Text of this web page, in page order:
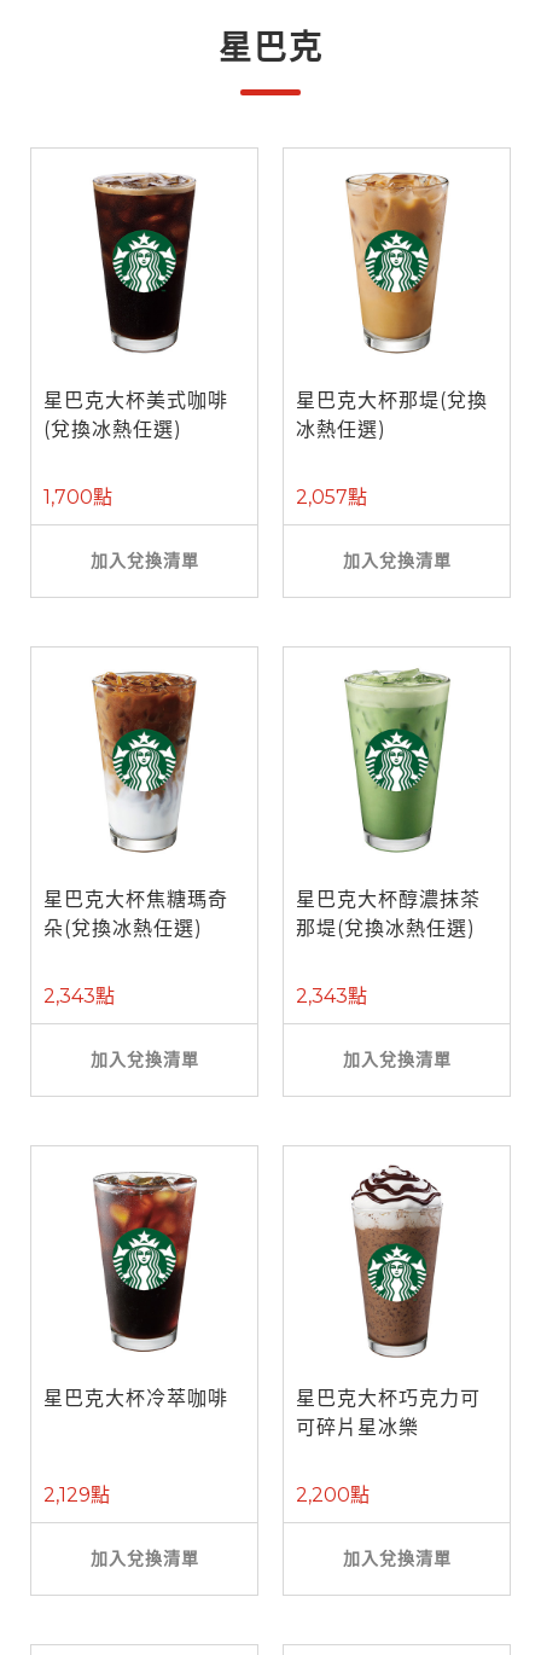
星巴克
星巴克大杯美式咖啡
(兌換冰熱任選)
1,700點
加入兌換清單
星巴克大杯那堤(兌換
冰熱任選)
2,057點
加入兌換清單
星巴克大杯焦糖瑪奇
朵(兌換冰熱任選)
2,343點
加入兌換清單
星巴克大杯醇濃抹茶
那堤(兌換冰熱任選)
2,343點
加入兌換清單
星巴克大杯冷萃咖啡
2,129點
加入兌換清單
星巴克大杯巧克力可
可碎片星冰樂
2,200點
加入兌換清單